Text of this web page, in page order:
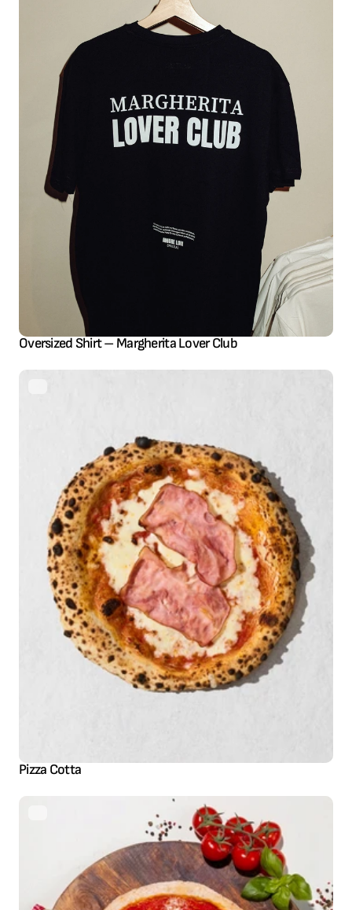
Oversized Shirt – Margherita Lover Club
Pizza Cotta